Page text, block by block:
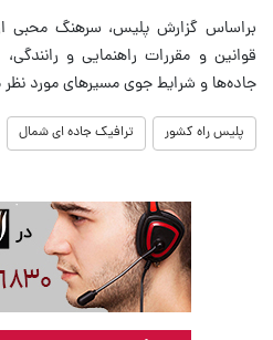
براساس گزارش پلیس، سرهنگ محبی
قوانین و مقررات راهنمایی و
جاده‌ها و شرایط جوی مسیرهای مورد
پلیس راه کشور ترافیک جاده ای شمال